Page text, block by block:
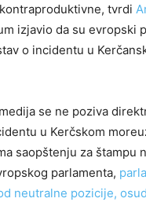
tvrdi
izjavio da su evropski
o incidentu u
se ne poziva
u Kerčskom
saopštenju za štampu
parlamenta,
neutralne pozicije,